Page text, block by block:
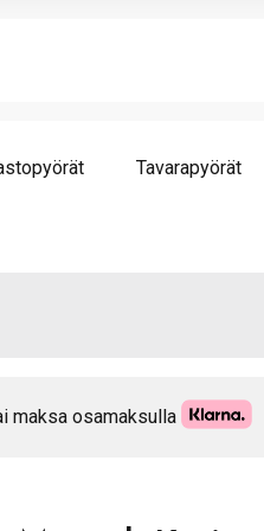
Tavarapyörät
maksa osamaksulla